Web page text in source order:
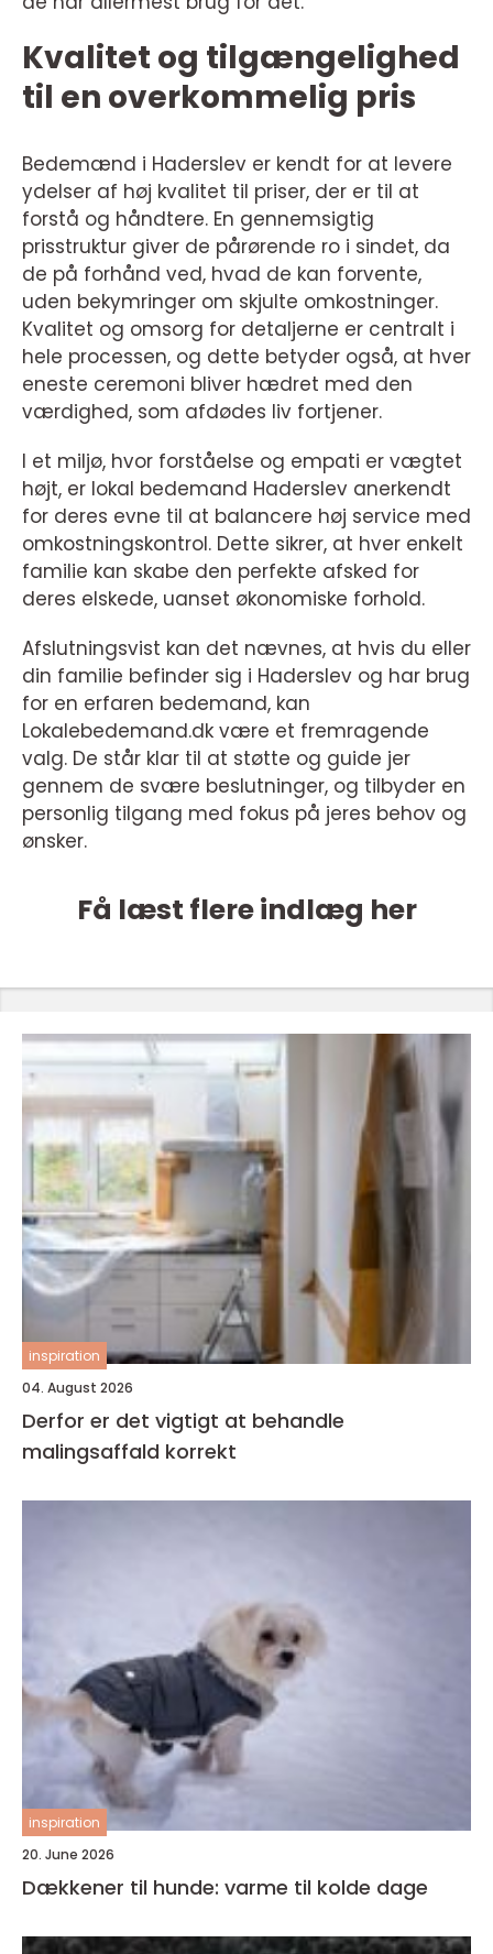
Kvalitet og tilgængelighed
til en overkommelig pris
Bedemænd i Haderslev er kendt for at levere
ydelser af høj kvalitet til priser, der er til at
forstå og håndtere. En gennemsigtig
prisstruktur giver de pårørende ro i sindet, da
de på forhånd ved, hvad de kan forvente,
uden bekymringer om skjulte omkostninger.
Kvalitet og omsorg for detaljerne er centralt i
hele processen, og dette betyder også, at hver
eneste ceremoni bliver hædret med den
værdighed, som afdødes liv fortjener.
I et miljø, hvor forståelse og empati er vægtet
højt, er lokal bedemand Haderslev anerkendt
for deres evne til at balancere høj service med
omkostningskontrol. Dette sikrer, at hver enkelt
familie kan skabe den perfekte afsked for
deres elskede, uanset økonomiske forhold.
Afslutningsvist kan det nævnes, at hvis du eller
din familie befinder sig i Haderslev og har brug
for en erfaren bedemand, kan
Lokalebedemand.dk være et fremragende
valg. De står klar til at støtte og guide jer
gennem de svære beslutninger, og tilbyder en
personlig tilgang med fokus på jeres behov og
ønsker.
Få læst flere indlæg her
inspiration
04. August 2026
Derfor er det vigtigt at behandle
malingsaffald korrekt
inspiration
20. June 2026
Dækkener til hunde: varme til kolde dage